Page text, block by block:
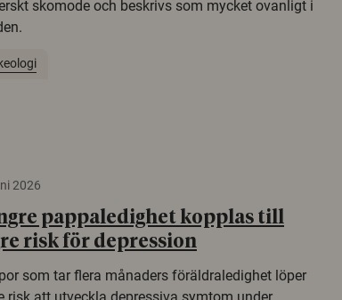
skomode och beskrivs som mycket ovanligt i
2026
pappaledighet kopplas till
risk för depression
som tar flera månaders föräldraledighet löper